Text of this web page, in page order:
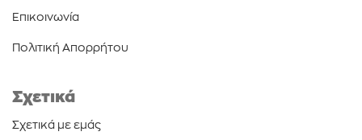
Επικοινωνία
Πολιτική Απορρήτου
Σχετικά
Σχετικά με εμάς